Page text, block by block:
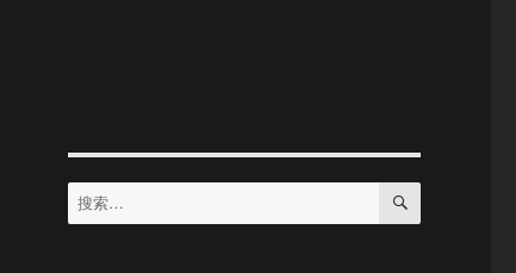
搜
索：
搜